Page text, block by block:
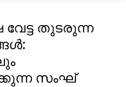
തുടരുന്ന
സംഘ്